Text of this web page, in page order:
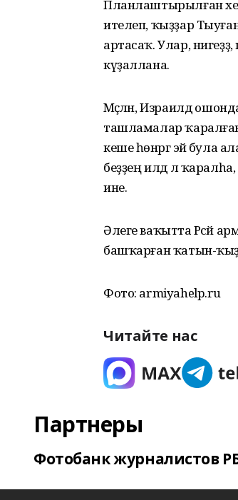
Планлаштырылған
ителеп, ҡыҙҙар
артасаҡ. Улар,
күҙаллана.
Мәҫәлән, Израилдә
ташламалар ҡаралған.
кеше һөнәргә эйә була
беҙҙең илдә лә ҡаралһа,
ине.
Әлеге ваҡытта Рәсәй
башҡарған ҡатын-
Фото: armiyahelp.ru
Читайте нас
Партнеры
Фотобанк журналистов